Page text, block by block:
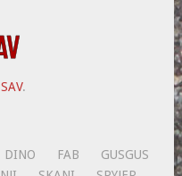
.
DINO FAB
GUSGUS